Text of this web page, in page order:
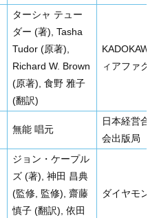
ターシャ テュー
ダー (著), Tasha
Tudor (原著),
Richard W. Brown
(原著), 食野 雅子
(翻訳)
ィアファク
無能 唱元
日本経営合
会出版局
ジョン・ケープル
ズ (著), 神田 昌典
(監修, 監修), 齋藤
慎子 (翻訳), 依田
ダイヤモン